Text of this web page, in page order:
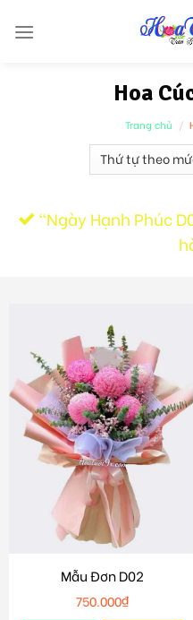
Hoa
Trang chủ /
“Ngày Hạnh Phúc
Mẫu Đơn D02
750.000₫